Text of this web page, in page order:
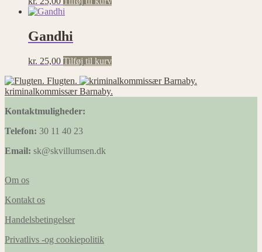
Gandhi
kr. 25,00 Tilføj til kurv
Flugten.
kriminalkommissær Barnaby.
Kontaktmuligheder:
Telefon: 30 11 40 23
Email: sk@skvillumsen.dk
Om os
Kontakt os
Handelsbetingelser
Privatlivs -og cookiepolitik
Statistik
Statistisk
hjælper
med at
hvordan de
besøgende
med
ved at
rapportere
Præferencer
Præference
cookies gør
det muligt